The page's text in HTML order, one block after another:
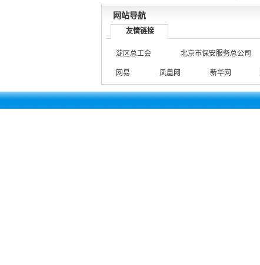
网站导航
友情链接
淀区总工会 北京市保安服务总公司
网易 凤凰网 新华网